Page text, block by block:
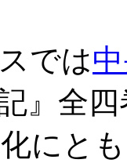
では
』全
にと